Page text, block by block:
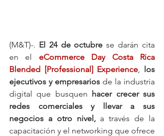
(M&T)-. El 24 de octubre se darán cita
en el eCommerce Day Costa Rica
Blended [Professional] Experience
los
ejecutivos y empresarios de la industria
digital que busquen hacer crecer sus
redes comerciales y llevar a sus
negocios a otro nivel, a través de la
capacitación y el networking que ofrece